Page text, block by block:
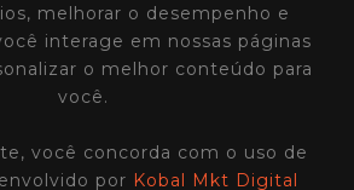
melhorar o desempenho e
interage em nossas páginas
o melhor conteúdo para
você.
você concorda com o uso de
por Kobal Mkt Digital